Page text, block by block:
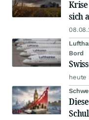
sich
Bord
heute